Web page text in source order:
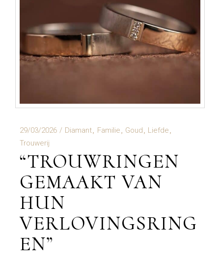
29/03/2026 Diamant Familie Goud
Liefde
Trouwerij
“TROUWRINGEN
GEMAAKT VAN
HUN
VERLOVINGSRING
EN”